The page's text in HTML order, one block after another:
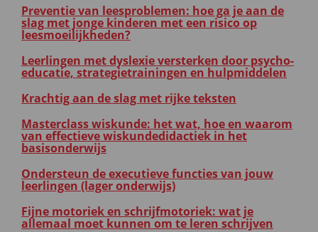
Preventie van leesproblemen: hoe ga je aan de
slag met jonge kinderen met een risico op
leesmoeilijkheden?
Leerlingen met dyslexie versterken door psycho-
educatie, strategietrainingen en hulpmiddelen
Krachtig aan de slag met rijke teksten
Masterclass wiskunde: het wat, hoe en waarom
van effectieve wiskundedidactiek in het
basisonderwijs
Ondersteun de executieve functies van jouw
leerlingen (lager onderwijs)
Fijne motoriek en schrijfmotoriek: wat je
allemaal moet kunnen om te leren schrijven